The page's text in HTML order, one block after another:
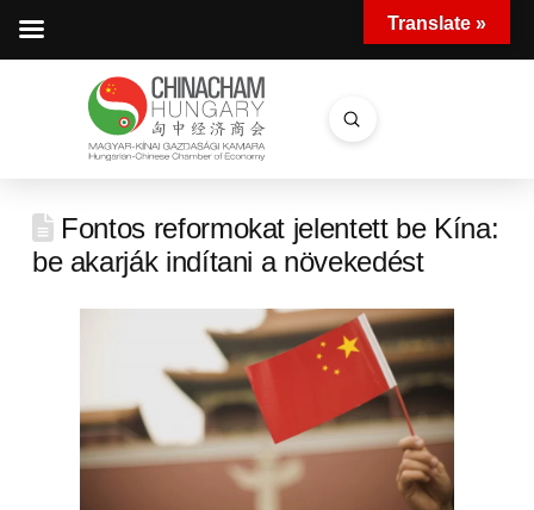
Search
Submit
Fontos reformokat jelentett be Kína:
be akarják indítani a növekedést
Translate »